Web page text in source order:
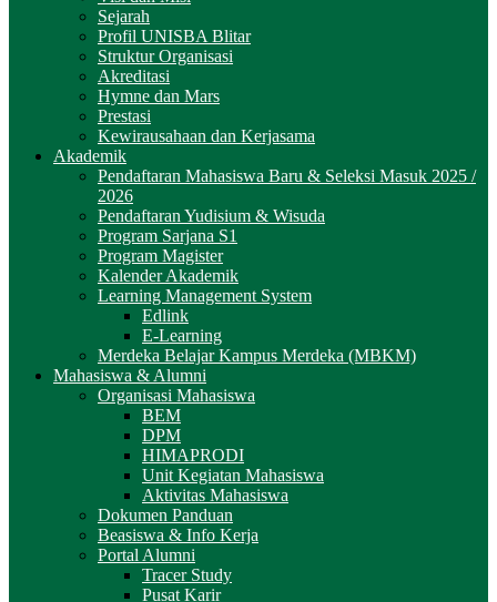
Sejarah
Profil UNISBA Blitar
Struktur Organisasi
Akreditasi
Hymne dan Mars
Prestasi
Kewirausahaan dan Kerjasama
Akademik
Pendaftaran Mahasiswa Baru & Seleksi Masuk 2025 /
2026
Pendaftaran Yudisium & Wisuda
Program Sarjana S1
Program Magister
Kalender Akademik
Learning Management System
Edlink
E-Learning
Merdeka Belajar Kampus Merdeka (MBKM)
Mahasiswa & Alumni
Organisasi Mahasiswa
BEM
DPM
HIMAPRODI
Unit Kegiatan Mahasiswa
Aktivitas Mahasiswa
Dokumen Panduan
Beasiswa & Info Kerja
Portal Alumni
Tracer Study
Pusat Karir